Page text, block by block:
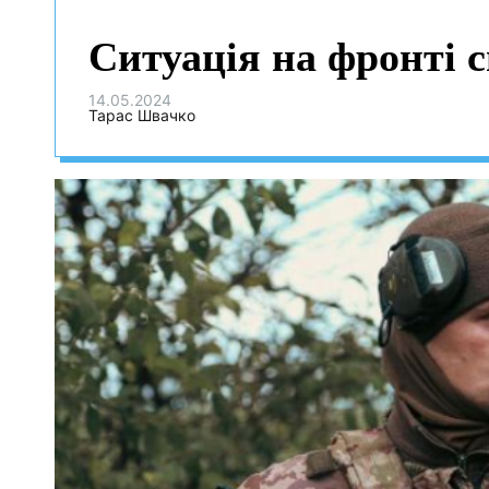
Ситуація на фронті
14.05.2024
Тарас Швачко